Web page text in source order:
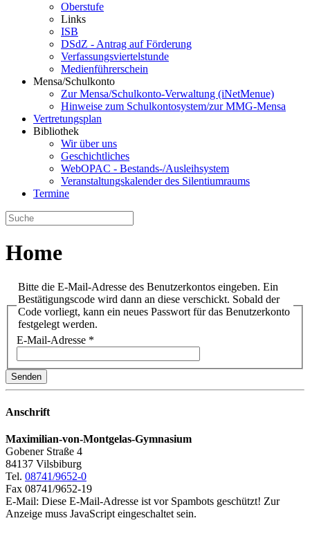
Oberstufe
Links
ISB
DSdZ - Antrag auf Förderung
Verfassungsviertelstunde
Medienführerschein
Mensa/Schulkonto
Zur Mensa/Schulkonto-Verwaltung (iNetMenue)
Hinweise zum Schulkontosystem/zur MMG-Mensa
Vertretungsplan
Bibliothek
Wir über uns
Geschichtliches
WebOPAC - Bestands-/Ausleihsystem
Veranstaltungskalender des Silentiumraums
Termine
Home
Bitte die E-Mail-Adresse des Benutzerkontos eingeben. Ein
Bestätigungscode wird dann an diese verschickt. Sobald der
Code vorliegt, kann ein neues Passwort für das Benutzerkonto
festgelegt werden.
E-Mail-Adresse *
Senden
Anschrift
Maximilian-von-Montgelas-Gymnasium
Gobener Straße 4
84137 Vilsbiburg
Tel. 08741/9652-0
Fax 08741/9652-19
E-Mail: Diese E-Mail-Adresse ist vor Spambots geschützt! Zur
Anzeige muss JavaScript eingeschaltet sein.